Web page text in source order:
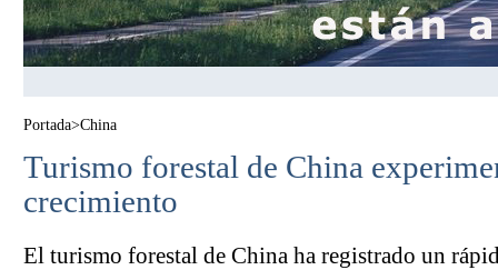
Portada>China
Turismo forestal de China
crecimiento
El turismo forestal de China ha registrado un